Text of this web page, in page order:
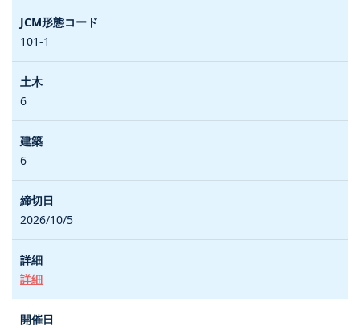
101-1
6
6
2026/10/5
詳細